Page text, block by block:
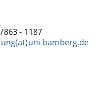
863 - 1187
bamberg.de